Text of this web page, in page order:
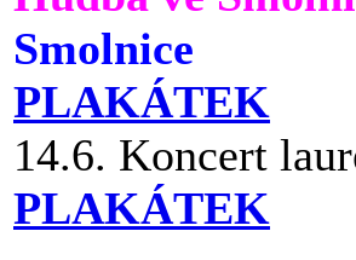
Smolnice
PLAKÁTEK
14.6. Koncert
PLAKÁTEK